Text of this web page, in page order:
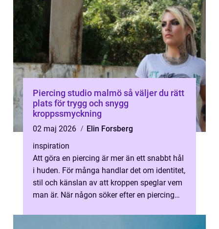
Piercing studio malmö så väljer du rätt
plats för trygg och snygg
kroppssmyckning
02 maj 2026
Elin Forsberg
inspiration
Att göra en piercing är mer än ett snabbt hål
i huden. För många handlar det om identitet,
stil och känslan av att kroppen speglar vem
man är. När någon söker efter en piercing